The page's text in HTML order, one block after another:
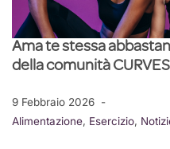
Ama te stessa
della comunità CURVES
9 Febbraio 2026
Alimentazione, Esercizio,